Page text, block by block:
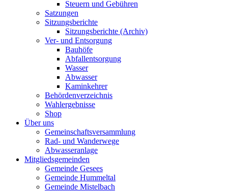
Steuern und Gebühren
Satzungen
Sitzungsberichte
Sitzungsberichte (Archiv)
Ver- und Entsorgung
Bauhöfe
Abfallentsorgung
Wasser
Abwasser
Kaminkehrer
Behördenverzeichnis
Wahlergebnisse
Shop
Über uns
Gemeinschaftsversammlung
Rad- und Wanderwege
Abwasseranlage
Mitgliedsgemeinden
Gemeinde Gesees
Gemeinde Hummeltal
Gemeinde Mistelbach